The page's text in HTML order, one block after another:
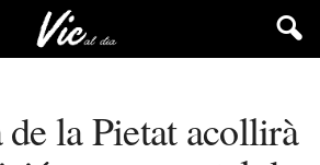
de la Pietat acollirà